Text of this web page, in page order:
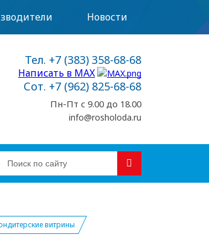
Новости
Тел. +7 (383) 358-68-68
Написать в MAX
Сот. +7 (962) 825-68-68
Пн-Пт с 9.00 до 18.00
info@rosholoda.ru
витрины